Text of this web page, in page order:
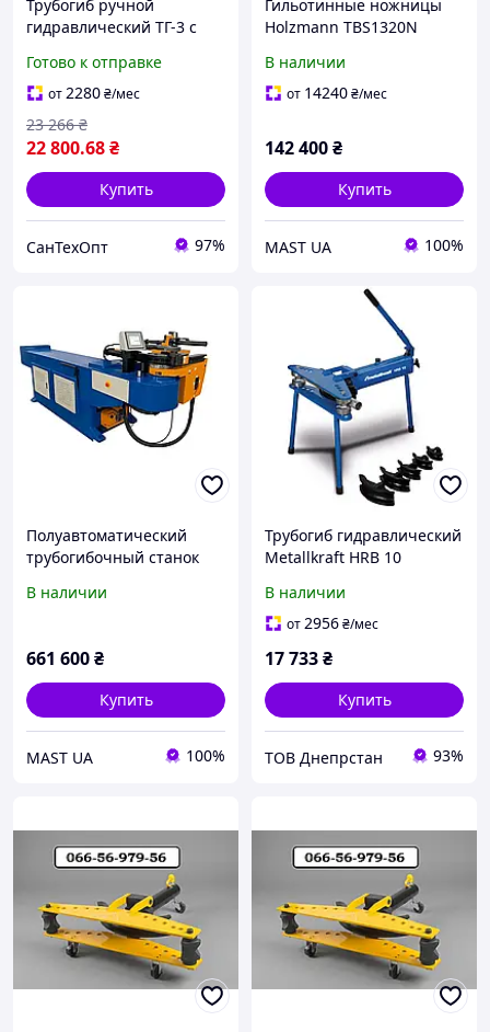
Трубогиб ручной
гидравлический ТГ-3 с
треноге
Готово к отправке
от2280₴/мес
22 800.68₴
23 266 ₴
Купить
СанТехОпт 97%
Гильотинные ножницы
Holzmann TBS1320N
В наличии
от 14240₴/мес
142 400₴
Купить
MAST UA 100%
Полуавтоматический
трубогибочный станок
В наличии
661 600₴
Купить
MAST UA 100%
Трубогиб гидравлический
Metallkraft HRB 10
В наличии
от2956₴/мес
17 733₴
Купить
ТОВ Днепрстан 93%